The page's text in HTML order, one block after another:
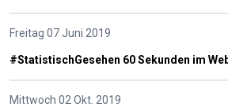
Freitag 07 Juni 2019
#StatistischGesehen 60 Sekunden im
Mittwoch 02 Okt. 2019